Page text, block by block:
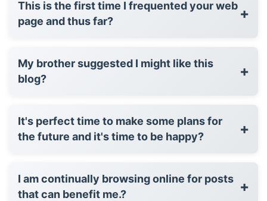
This is the first time I frequented your web
page and thus far?
+
My brother suggested I might like this
blog?
+
It's perfect time to make some plans for
the future and it's time to be happy?
+
I am continually browsing online for posts
that can benefit me.?
+